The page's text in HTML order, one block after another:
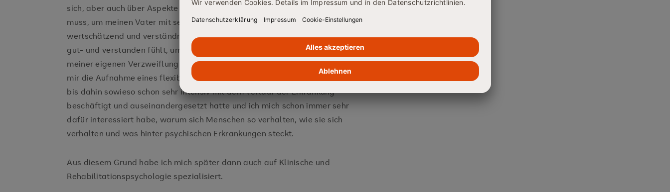
sich, aber auch über Aspekte zu Wahrnehmung, Verhalten etc. aneignen
muss, um meinen Vater mit seiner Erkrankung besser zu verstehen, um ihm
wertschätzend und verständnisvoll gegenübertreten zu können, damit er sich
gut- und verstanden fühlt, um meine Mutter zu unterstützen und letztlich, um
meiner eigenen Verzweiflung und Hilflosigkeit zu begegnen. Dafür erschien
mir die Aufnahme eines flexiblen Psychologiestudiums passend, da ich mich
bis dahin sowieso schon sehr intensiv mit dem Verlauf der Erkrankung
beschäftigt und auseinandergesetzt hatte und ich mich schon immer sehr
dafür interessiert habe, warum sich Menschen so verhalten, wie sie sich
verhalten und was hinter psychischen Erkrankungen steckt.
Aus diesem Grund habe ich mich später dann auch auf Klinische und
Rehabilitationspsychologie spezialisiert.